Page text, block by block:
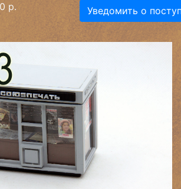
р.
Уведомить о